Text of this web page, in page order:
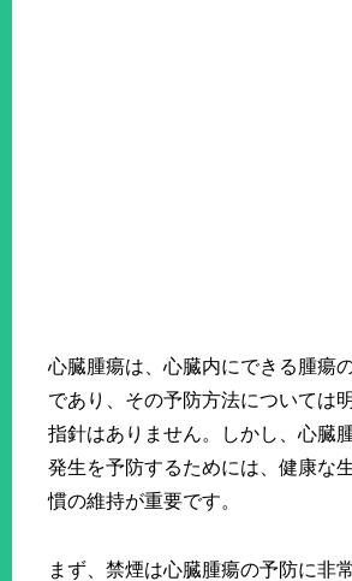
心臓腫瘍は、心臓内にできる腫瘍
であり、その予防方法については
指針はありません。しかし、心臓
発生を予防するためには、健康な
慣の維持が重要です。
まず、禁煙は心臓腫瘍の予防に非